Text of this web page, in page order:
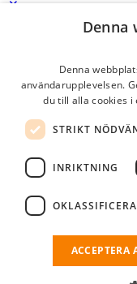
Logga in som
Lösenord
kom ihåg mig
logga in
Kostnadsfri
och söka efter
Denna
Denna
användarupplevelsen.
du till alla cookies i
STRIKT
INRIKTNING
ACCEPTERA